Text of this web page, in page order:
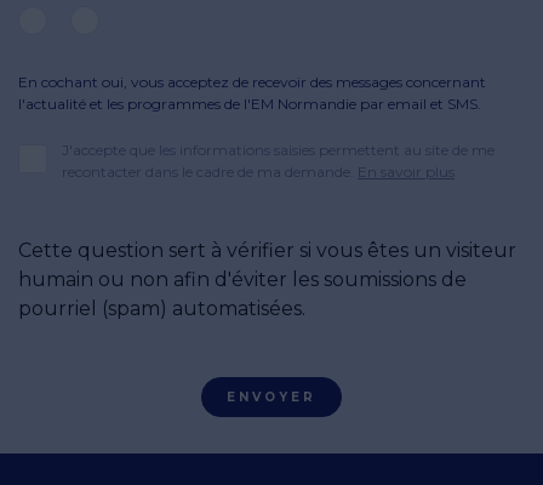
En cochant oui, vous acceptez de recevoir des messages concernant
l'actualité et les programmes de l'EM Normandie par email et SMS.
J'accepte que les informations saisies permettent au site de me
recontacter dans le cadre de ma demande. En savoir plus
Cette question sert à vérifier si vous êtes un visiteur
humain ou non afin d'éviter les soumissions de
pourriel (spam) automatisées.